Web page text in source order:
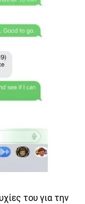
του για την